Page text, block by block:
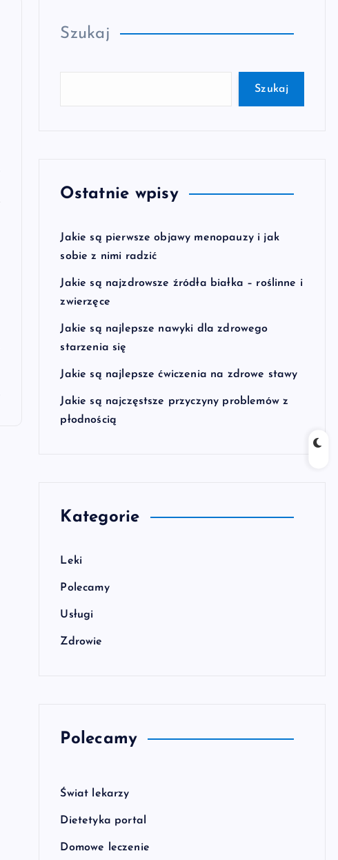
Szukaj
Szukaj
Ostatnie wpisy
Jakie są pierwsze objawy menopauzy i jak
sobie z nimi radzić
Jakie są najzdrowsze źródła białka – roślinne i
zwierzęce
Jakie są najlepsze nawyki dla zdrowego
starzenia się
Jakie są najlepsze ćwiczenia na zdrowe stawy
Jakie są najczęstsze przyczyny problemów z
płodnością
Kategorie
Leki
Polecamy
Usługi
Zdrowie
Polecamy
Świat lekarzy
Dietetyka portal
Domowe leczenie